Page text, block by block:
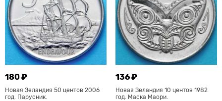
180 ₽
Новая Зеландия 50 центов 2006
год. Парусник.
136 ₽
Новая Зеландия 10 центов 1982
год. Маска Маори.